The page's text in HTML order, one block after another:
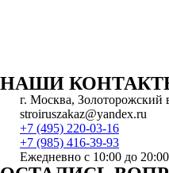
НАШИ
г. Москва, Золоторожский
stroiruszakaz@yandex.ru
+7 (495) 220-03-16
+7 (985) 416-39-93
Ежедневно с 10:00 до 20:00